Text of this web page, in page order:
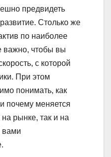
предвидеть
Столько же
по наиболее
важно, чтобы вы
с которой
При этом
понимать, как
и почему меняется
рынке, так и на
вами